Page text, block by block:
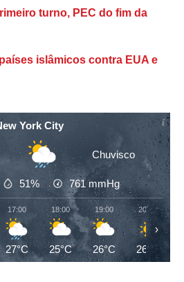
turno, PEC do fim da
islâmicos contra EUA e
York City
Chuvisco
51% 761mmHg
17:00
27°C
18:00
25°C
19:00
26°C
20:00
26°C
›